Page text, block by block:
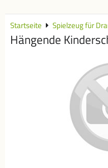
Startseite Spielzeug für
Hängende